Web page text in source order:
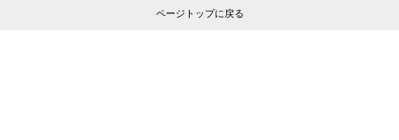
ページトップに戻る